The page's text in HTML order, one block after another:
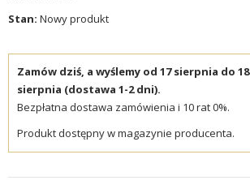
Stan: Nowy produkt
Zamów dziś, a wyślemy od 17 sierpnia do 18
sierpnia (dostawa 1-2 dni).
Bezpłatna dostawa zamówienia i 10 rat 0%.
Produkt dostępny w magazynie producenta.